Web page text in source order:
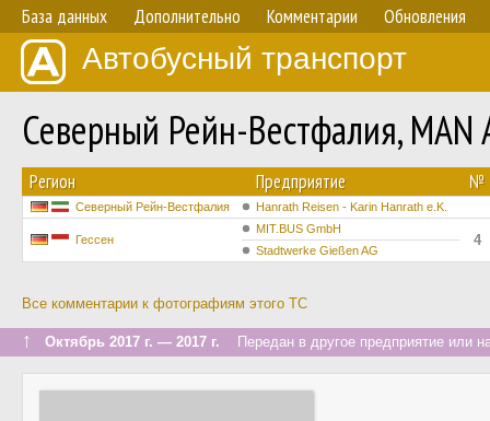
База данных Дополнительно Комментарии Обновления
Автобусный транспорт
Северный Рейн-Вестфалия,
Регион Предприятие №
Северный Рейн-Вестфалия Hanrath Reisen - Karin Hanrath e.K.
Гессен
MIT.BUS GmbH
4
Stadtwerke Gießen AG
Все комментарии к фотографиям этого ТС
↑ Октябрь 2017 г. — 2017 г. Передан в другое предприятие или